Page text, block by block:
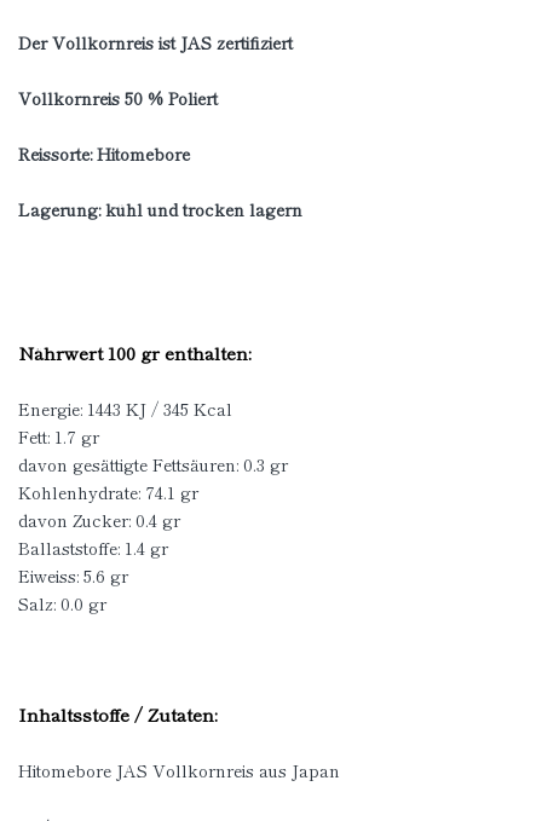
Der Vollkornreis ist JAS zertifiziert
Vollkornreis 50 % Poliert
Reissorte: Hitomebore
Lagerung: kühl und trocken lagern
Nährwert 100 gr enthalten:
Energie: 1443 KJ / 345 Kcal
Fett: 1.7 gr
davon gesättigte Fettsäuren: 0.3 gr
Kohlenhydrate: 74.1 gr
davon Zucker: 0.4 gr
Ballaststoffe: 1.4 gr
Eiweiss: 5.6 gr
Salz: 0.0 gr
Inhaltsstoffe / Zutaten:
Hitomebore JAS Vollkornreis aus Japan